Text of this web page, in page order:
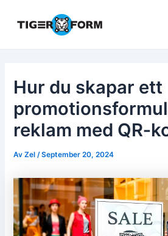
innehåll
Hur du skapar ett
reklam med
Av Zel/September 20, 2024